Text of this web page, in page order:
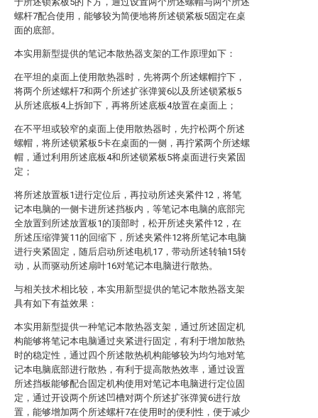
螺杆7配合使用，能够较为简便地将所述锁紧板5固定在桌
面的底部。
本实用新型提供的笔记本散热器支架的工作原理如下：
在平坦的桌面上使用散热器时，先将两个所述螺帽拧下，
将两个所述螺杆7和两个所述扩张弹簧6以及所述锁紧板5
从所述底板4上拆卸下，再将所述底板4放置在桌面上；
在不平坦或较窄的桌面上使用散热器时，先拧松两个所述
螺帽，将所述锁紧板5卡在桌面的一侧，再拧紧两个所述螺
帽，通过利用所述底板4和所述锁紧板5将桌面进行夹紧固
定；
将所述放置板1进行定位后，再拉动所述夹紧件12，将笔
记本电脑的一侧卡进所述挡板内，等笔记本电脑的底部完
全放置到所述放置板1的顶部时，松开所述夹紧件12，在
所述压缩弹簧11的回缩下，所述夹紧件12将所笔记本电脑
进行夹紧固定，随后启动所述电机17，带动所述转轴15转
动，从而驱动所述扇叶16对笔记本电脑进行散热。
与相关技术相比较，本实用新型提供的笔记本散热器支架
具有如下有益效果：
本实用新型提供一种笔记本散热器支架，通过所述固定机
构能够将笔记本电脑通过夹紧进行固定，有利于增加散热
时的稳定性，通过四个所述散热机构能够较为均匀地对笔
记本电脑底部进行散热，有利于提高散热效率，通过设置
所述挡板能够配合固定机构使用对笔记本电脑进行定位固
定，通过开设两个所述凹槽对两个所述扩张弹簧6进行放
置，能够增加两个所述螺杆7在使用时的便利性，便于减少